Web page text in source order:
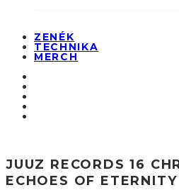
ZENÉK
TECHNIKA
MERCH
JUUZ RECORDS 16
ECHOES OF ETERNITY